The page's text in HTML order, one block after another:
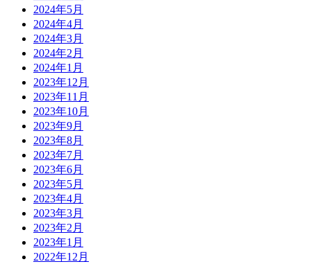
2024年5月
2024年4月
2024年3月
2024年2月
2024年1月
2023年12月
2023年11月
2023年10月
2023年9月
2023年8月
2023年7月
2023年6月
2023年5月
2023年4月
2023年3月
2023年2月
2023年1月
2022年12月